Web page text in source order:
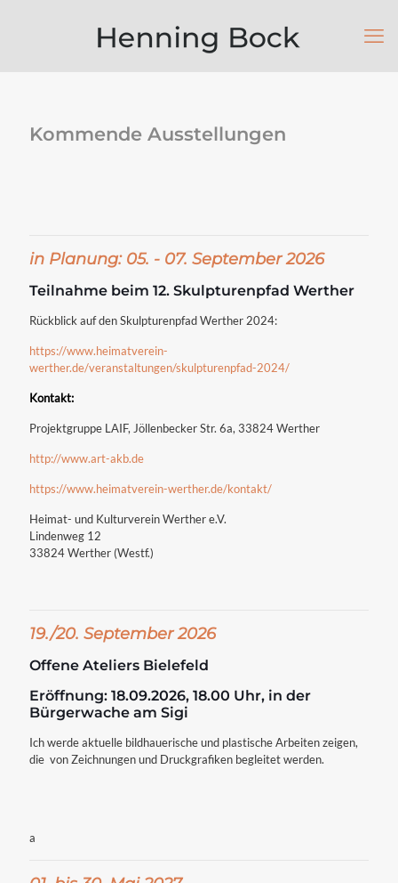
Kommende Ausstellungen
in Planung: 05. - 07. September 2026
Teilnahme beim 12. Skulpturenpfad Werther
Rückblick auf den Skulpturenpfad Werther 2024:
https://www.heimatverein-
werther.de/veranstaltungen/skulpturenpfad-2024/
Kontakt:
Projektgruppe LAIF, Jöllenbecker Str. 6a, 33824 Werther
http://www.art-akb.de
https://www.heimatverein-werther.de/kontakt/
Heimat- und Kulturverein Werther e.V.
Lindenweg 12
33824 Werther (Westf.)
19./20. September 2026
Offene Ateliers Bielefeld
Eröffnung: 18.09.2026, 18.00 Uhr, in der
Bürgerwache am Sigi
Ich werde aktuelle bildhauerische und plastische Arbeiten zeigen,
die von Zeichnungen und Druckgrafiken begleitet werden.
a